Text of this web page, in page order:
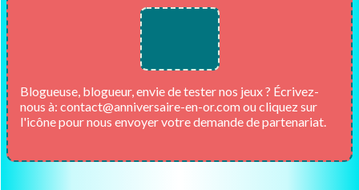
Blogueuse, blogueur, envie de tester nos jeux ? Écrivez-
nous à: contact@anniversaire-en-or.com ou cliquez sur
l'icône pour nous envoyer votre demande de partenariat.